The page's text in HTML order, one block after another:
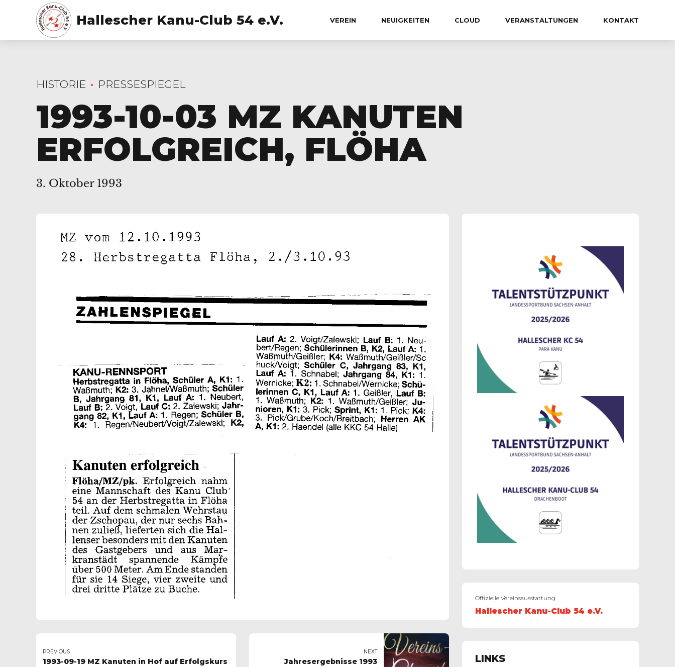
Hallescher Kanu-Club 54 e.V. VEREIN NEUIGKEITEN CLOUD VERANSTALTUNGEN KONTAKT
HISTORIE PRESSESPIEGEL
1993-10-03 MZ KANUTEN
ERFOLGREICH, FLÖHA
3. Oktober 1993
PREVIOUS
1993-09-19 MZ Kanuten in Hof auf Erfolgskurs
NEXT
Jahresergebnisse 1993
Offizielle Vereinsausstattung
Hallescher Kanu-Club 54 e.V.
LINKS